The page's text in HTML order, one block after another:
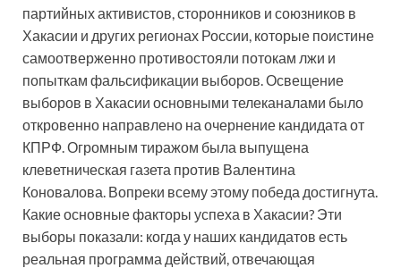
партийных активистов, сторонников и союзников в
Хакасии и других регионах России, которые поистине
самоотверженно противостояли потокам лжи и
попыткам фальсификации выборов. Освещение
выборов в Хакасии основными телеканалами было
откровенно направлено на очернение кандидата от
КПРФ. Огромным тиражом была выпущена
клеветническая газета против Валентина
Коновалова. Вопреки всему этому победа достигнута.
Какие основные факторы успеха в Хакасии? Эти
выборы показали: когда у наших кандидатов есть
реальная программа действий, отвечающая